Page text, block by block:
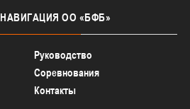
НАВИГАЦИЯ ОО «БФБ»
Руководство
Соревнования
Контакты